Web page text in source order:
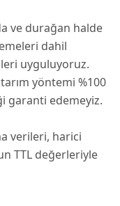
ve durağan halde
dahil
uyguluyoruz.
yöntemi %100
garanti edemeyiz.
verileri, harici
TTL değerleriyle